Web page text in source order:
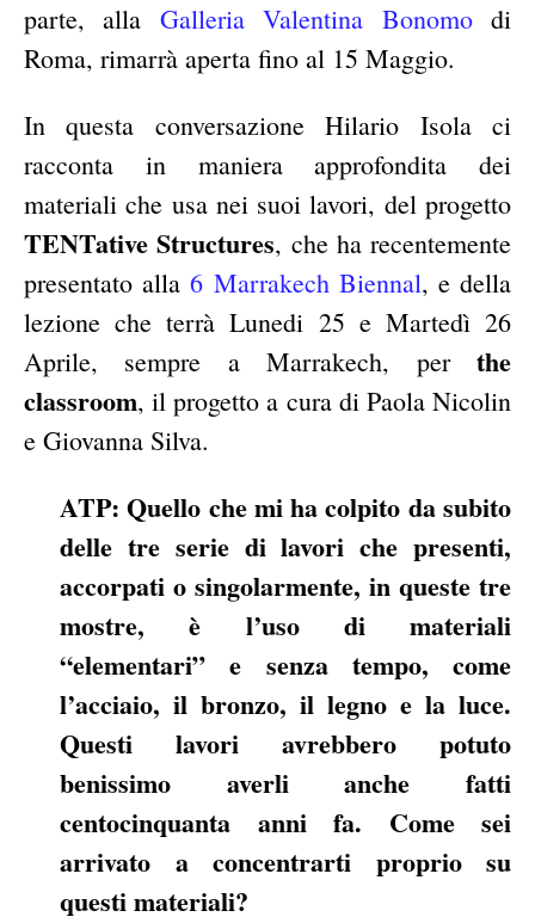
parte, alla Galleria Valentina Bonomodi
Roma, rimarrà aperta fino al 15 Maggio.
In questa conversazione Hilario Isola ci
racconta in maniera approfondita dei
materiali che usa nei suoi lavori, del progetto
TENTative Structures, che ha recentemente
presentato alla6 Marrakech Biennal, e della
lezione che terrà Lunedi 25 e Martedì 26
Aprile, sempre a Marrakech, per the
classroom, il progetto a cura di Paola Nicolin
e Giovanna Silva.
ATP: Quello che mi ha colpito da subito
delle tre serie di lavori che presenti,
accorpati o singolarmente, in queste tre
mostre, è l’uso di materiali
“elementari” e senza tempo, come
l’acciaio, il bronzo, il legno e la luce.
Questi lavori avrebbero potuto
benissimo averli anche fatti
centocinquanta anni fa. Come sei
arrivato a concentrarti proprio su
questi materiali?